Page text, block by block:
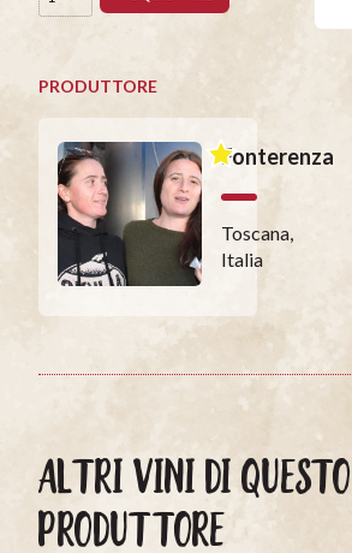
PRODUTTORE
Fonterenza
Toscana,
Italia
ALTRI VINI DI QUESTO
PRODUTTORE